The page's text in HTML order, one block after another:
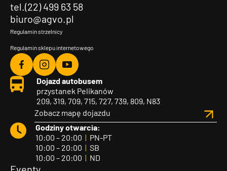
tel.(22) 499 63 58
biuro@agvo.pl
Regulamin strzelnicy
Regulamin sklepu internetowego
Agvo
Facebook
Agvo
Instagram
Agvo
YouTube
Dojazd autobusem
przystanek Pelikanów
209, 319, 709, 715, 727, 739, 809, N83
Zobacz mapę dojazdu
Godziny otwarcia:
10:00 – 20:00 | PN-PT
10:00 – 20:00 | SB
10:00 – 20:00 | ND